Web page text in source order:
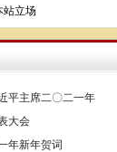
站立场
平主席二〇二一年
大会
年新年贺词